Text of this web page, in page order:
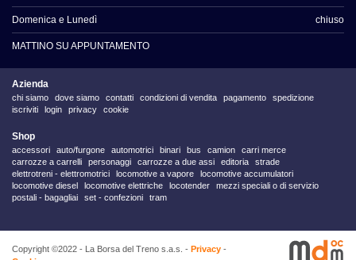
Domenica e Lunedì chiuso
MATTINO SU APPUNTAMENTO
Azienda
chi siamo dove siamo contatti condizioni di vendita pagamento
spedizione
iscriviti
login privacy cookie
Shop
accessori auto/furgone automotrici binari bus camion
carri merce
carrozze a carrelli
personaggi carrozze a due assi editoria
strade
elettrotreni - elettromotrici
locomotive a vapore
locomotive accumulatori
locomotive diesel
locomotive elettriche locotender
mezzi speciali o di servizio
postali - bagagliai
set - confezioni tram
Copyright ©2022 - La Borsa del Treno s.a.s. - Privacy -